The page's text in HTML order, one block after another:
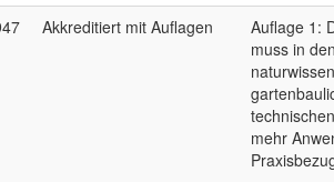
Akkreditiert mit Auflagen
Auflage 1:
muss in
mehr